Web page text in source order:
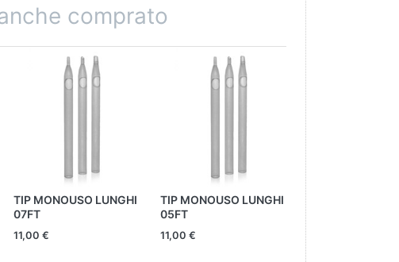
comprato
TIP MONOUSO LUNGHI
07FT
11,00 €
TIP MONOUSO LUNGHI
05FT
11,00 €